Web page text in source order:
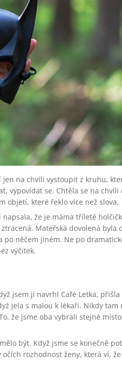
na chvíli vystoupit z kruhu,
vypovídat se. Chtěla se na
objetí, které řeklo více než slova.
že je máma tříleté
Mateřská dovolená byla
něčem jiném. Ne po
výčitek.
jsem jí navrhl Café Letka,
jela s malou k lékaři. Nikdy tam
že jsme oba vybrali stejné
být. Když jsme se konečně
rozhodnost ženy, která ví,